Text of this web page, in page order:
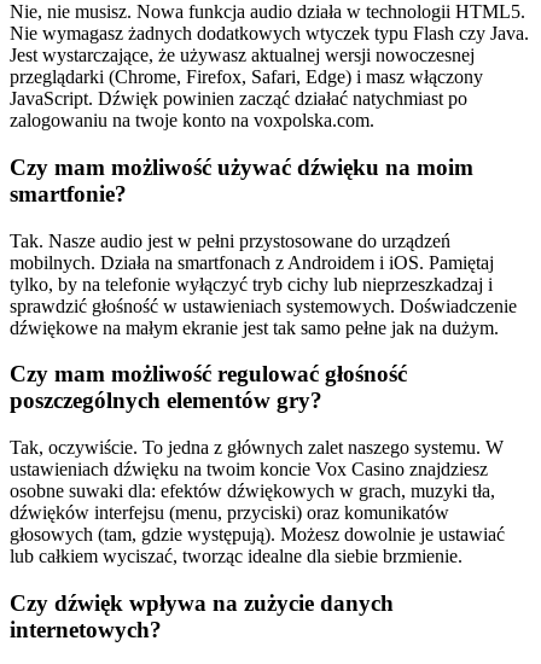
Nie, nie musisz. Nowa funkcja audio działa w technologii HTML5.
Nie wymagasz żadnych dodatkowych wtyczek typu Flash czy Java.
Jest wystarczające, że używasz aktualnej wersji nowoczesnej
przeglądarki (Chrome, Firefox, Safari, Edge) i masz włączony
JavaScript. Dźwięk powinien zacząć działać natychmiast po
zalogowaniu na twoje konto na voxpolska.com.
Czy mam możliwość używać dźwięku na moim
smartfonie?
Tak. Nasze audio jest w pełni przystosowane do urządzeń
mobilnych. Działa na smartfonach z Androidem i iOS. Pamiętaj
tylko, by na telefonie wyłączyć tryb cichy lub nieprzeszkadzaj i
sprawdzić głośność w ustawieniach systemowych. Doświadczenie
dźwiękowe na małym ekranie jest tak samo pełne jak na dużym.
Czy mam możliwość regulować głośność
poszczególnych elementów gry?
Tak, oczywiście. To jedna z głównych zalet naszego systemu. W
ustawieniach dźwięku na twoim koncie Vox Casino znajdziesz
osobne suwaki dla: efektów dźwiękowych w grach, muzyki tła,
dźwięków interfejsu (menu, przyciski) oraz komunikatów
głosowych (tam, gdzie występują). Możesz dowolnie je ustawiać
lub całkiem wyciszać, tworząc idealne dla siebie brzmienie.
Czy dźwięk wpływa na zużycie danych
internetowych?